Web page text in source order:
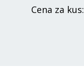
Cena za kus: